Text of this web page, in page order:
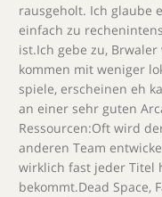
rausgeholt. Ich glaube
einfach zu
ist.Ich gebe zu,
kommen mit weniger
spiele, erscheinen eh
an einer sehr guten
Ressourcen:Oft wird
anderen Team
wirklich fast jeder Titel
bekommt.Dead Space,